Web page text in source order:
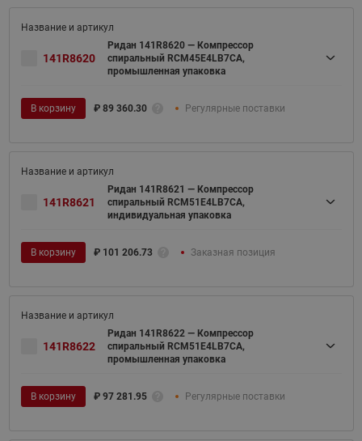
141R8620
Ридан 141R8620 — Компрессор
спиральный RCM45E4LB7CA,
промышленная упаковка
В корзину ₽ 89 360.30 Регулярные поставки
141R8621
Ридан 141R8621 — Компрессор
спиральный RCM51E4LB7CA,
индивидуальная упаковка
В корзину ₽ 101 206.73 Заказная позиция
141R8622
Ридан 141R8622 — Компрессор
спиральный RCM51E4LB7CA,
промышленная упаковка
В корзину ₽ 97 281.95 Регулярные поставки